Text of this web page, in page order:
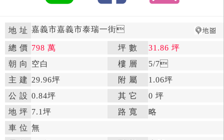
地 址 嘉義市嘉義市泰瑞一街
總 價 798 萬 坪 數 31.86 坪
朝 向
空白 樓 層 5/7
主 建 29.96坪 附 屬 1.06坪
公 設 0.84坪 其 它
0 坪
地 坪 7.1坪 路 寬
略
車 位 無